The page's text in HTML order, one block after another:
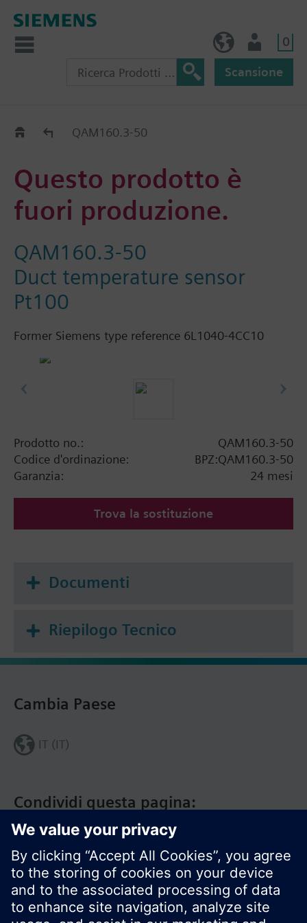
0
Scansione
Old2NewQAM160.3-50
Questo prodotto è
fuori produzione.
QAM160.3-50
Duct temperature sensor
Pt100
Former Siemens type reference 6L1040-4CC10
Prodotto no.:
QAM160.3-50
Codice d'ordinazione:
BPZ:QAM160.3-50
Garanzia:
24 mesi
Trova la sostituzione
Documenti
Riepilogo Tecnico
Condividi questa pagina:
Cambia Paese
IT (IT)